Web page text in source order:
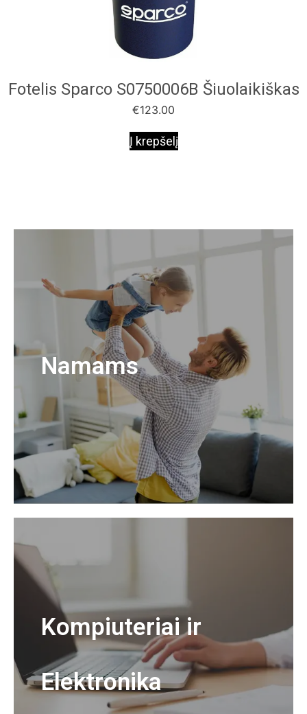
Fotelis Sparco S0750006B Šiuolaikiškas
€123.00
Į krepšelį
Namams
Kompiuteriai ir
Elektronika